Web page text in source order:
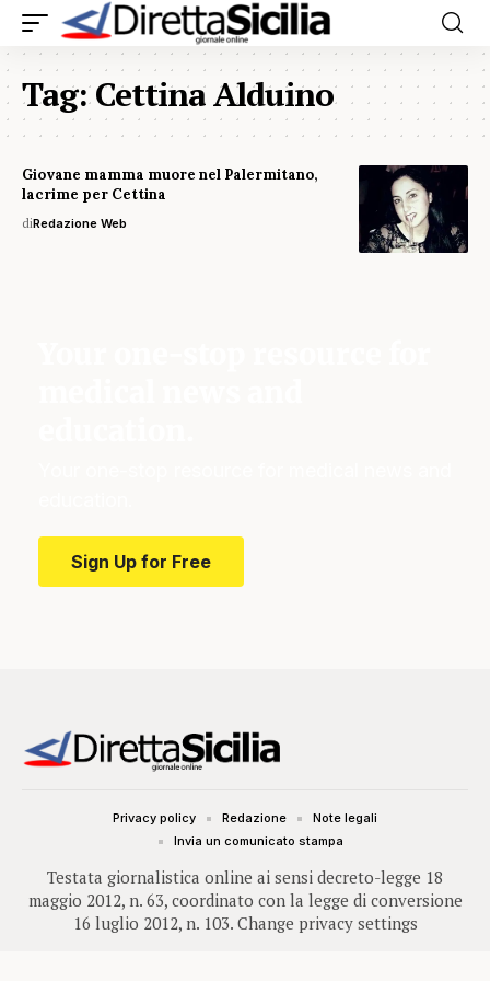
Tag:Cettina Alduino
Giovane mamma muore nel Palermitano,
lacrime per Cettina
diRedazione Web
Sign Up for Free
Testata giornalistica online ai sensi decreto-legge 18
maggio 2012, n. 63, coordinato con la legge di conversione
16 luglio 2012, n. 103. Change privacy settings
Privacy policy Redazione
Note legali
Invia un comunicato stampa